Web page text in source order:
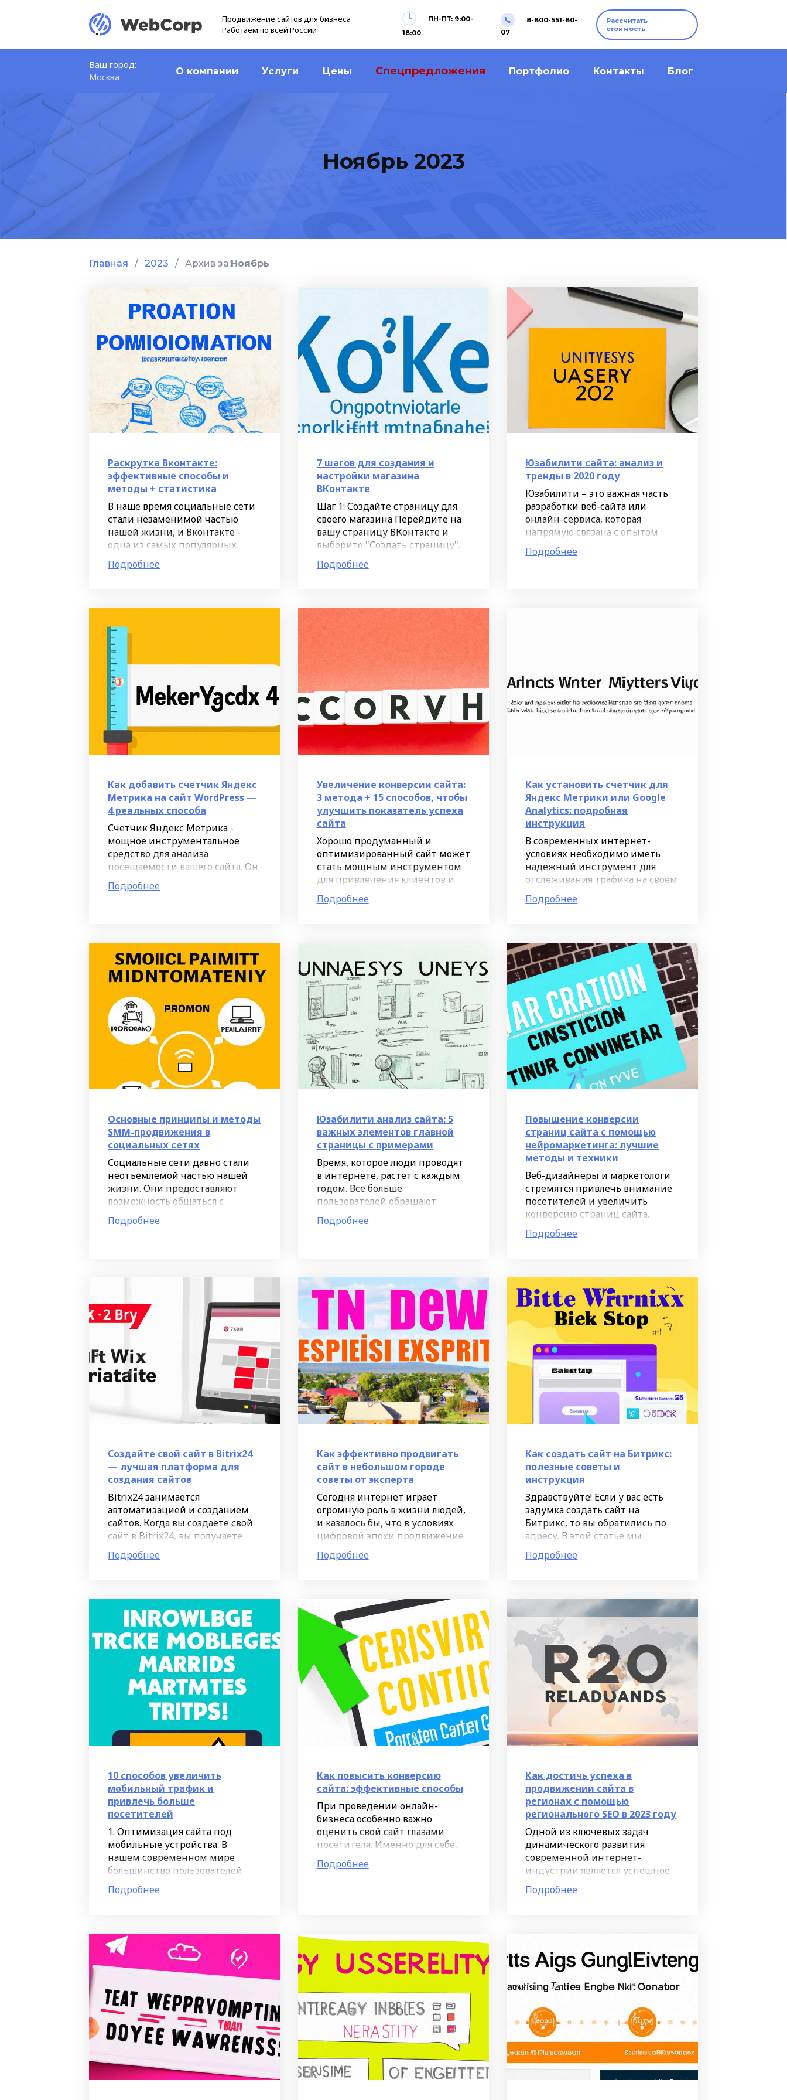
Продвижение сайтов для бизнеса
Работаем по всей России
ПН-ПТ: 9:00-
18:00
8-800-551-80-
07
Рассчитать
стоимость
Ваш город:
Москва
О компании Услуги Цены Спецпредложения Портфолио Контакты Блог
Ноябрь 2023
Главная / 2023 / Архив за:Ноябрь
Раскрутка Вконтакте:
эффективные способы и
методы + статистика
В наше время социальные сети
стали незаменимой частью
нашей жизни, и Вконтакте -
одна из самых популярных.
Данный ресурс считается
одним из наиболее
группы или
Подробнее
7 шагов для создания и
настройки магазина
ВКонтакте
Шаг 1: Создайте страницу для
своего магазина Перейдите на
вашу страницу ВКонтакте и
выберите "Создать страницу".
Затем выберите тип страницы
"Магазин товаров". Это
Подробнее
Юзабилити сайта: анализ и
тренды в 2020 году
Юзабилити – это важная часть
разработки веб-сайта или
онлайн-сервиса, которая
напрямую связана с опытом
пользователей при работе с
ресурсом. Этот показатель
Подробнее
Как добавить счетчик Яндекс
Метрика на сайт WordPress —
4 реальных способа
Счетчик Яндекс Метрика -
мощное инструментальное
средство для анализа
посещаемости вашего сайта. Он
позволяет получать подробную
статистику о трафике,
Подробнее
Увеличение конверсии сайта:
3 метода + 15 способов, чтобы
улучшить показатель успеха
сайта
Хорошо продуманный и
оптимизированный сайт может
стать мощным инструментом
для привлечения клиентов и
увеличения продаж.
Большинство компаний уже
Подробнее
Как установить счетчик для
Яндекс Метрики или Google
Analytics: подробная
инструкция
В современных интернет-
условиях необходимо иметь
надежный инструмент для
отслеживания трафика на своем
сайте. Яндекс Метрика и Google
Analytics - это два из самых
Подробнее
Основные принципы и методы
SMM-продвижения в
социальных сетях
Социальные сети давно стали
неотъемлемой частью нашей
жизни. Они предоставляют
возможность общаться с
друзьями и делиться
материалами, а также являются
Подробнее
Юзабилити анализ сайта: 5
важных элементов главной
страницы с примерами
Время, которое люди проводят
в интернете, растет с каждым
годом. Все больше
пользователей обращают
внимание на удобство сайтов,
поскольку оно напрямую влияет
Подробнее
Повышение конверсии
страниц сайта с помощью
нейромаркетинга: лучшие
методы и техники
Веб-дизайнеры и маркетологи
стремятся привлечь внимание
посетителей и увеличить
конверсию страниц сайта.
Существует множество техник
и подходов, однако не все из
которая
Подробнее
Создайте свой сайт в Bitrix24
— лучшая платформа для
создания сайтов
Bitrix24 занимается
автоматизацией и созданием
сайтов. Когда вы создаете свой
сайт в Bitrix24, вы получаете
много общих и заданных
настройкой экранов, порталов,
подойдет для
Подробнее
Как эффективно продвигать
сайт в небольшом городе
советы от эксперта
Сегодня интернет играет
огромную роль в жизни людей,
и казалось бы, что в условиях
цифровой эпохи продвижение
сайта не представляет
сложности. Однако, когда речь
Подробнее
Как создать сайт на Битрикс:
полезные советы и
инструкция
Здравствуйте! Если у вас есть
задумка создать сайт на
Битрикс, то вы обратились по
адресу. В этой статье мы
предоставим вам информацию
о том, как создать сайт на
инструкцией,
Подробнее
10 способов увеличить
мобильный трафик и
привлечь больше
посетителей
1. Оптимизация сайта под
мобильные устройства. В
нашем современном мире
большинство пользователей
сразу заходят на сайт с
мобильного устройства.
смартфона и
Подробнее
Как повысить конверсию
сайта: эффективные способы
При проведении онлайн-
бизнеса особенно важно
оценить свой сайт глазами
посетителя. Именно для себе,
если вы хотите увеличить
конверсию и привести больше
Подробнее
Как достичь успеха в
продвижении сайта в
регионах с помощью
регионального SEO в 2023 году
Одной из ключевых задач
динамического развития
современной интернет-
индустрии является успешное
продвижение сайтов в
регионах. В условиях всё более
Подробнее